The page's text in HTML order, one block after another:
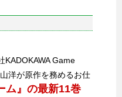
KADOKAWA Game
洋が原作を務めるお仕
ム』の最新11巻